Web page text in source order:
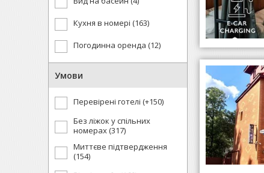
Кухня в номері (163)
Погодинна оренда (12)
Умови
Перевірені готелі (+150)
Без ліжок у спільних
номерах (317)
Миттєве підтвердження
(154)